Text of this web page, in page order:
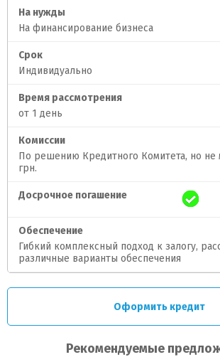
На нужды
На финансирование бизнеса
Срок
Индивидуально
Время рассмотрения
от 1 день
Комиссии
По решению Кредитного Комитета, но не
грн.
Досрочное погашение
Обеспечение
Гибкий комплексный подход к залогу,
различные варианты обеспечения
Оформить кредит
Рекомендуемые